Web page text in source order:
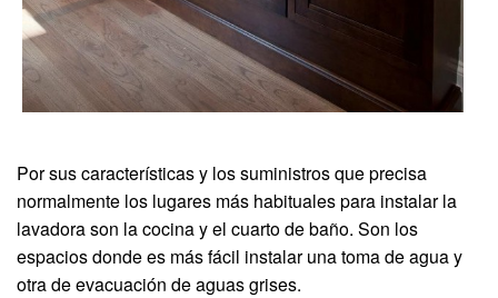
Por sus características y los suministros que precisa
normalmente los lugares más habituales para instalar la
lavadora son la cocina y el cuarto de baño. Son los
espacios donde es más fácil instalar una toma de agua y
otra de evacuación de aguas grises.